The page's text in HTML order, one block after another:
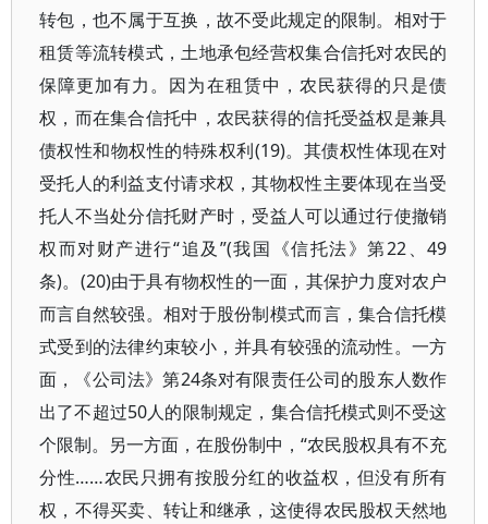
转包，也不属于互换，故不受此规定的限制。相对于
租赁等流转模式，土地承包经营权集合信托对农民的
保障更加有力。因为在租赁中，农民获得的只是债
权，而在集合信托中，农民获得的信托受益权是兼具
债权性和物权性的特殊权利(19)。其债权性体现在对
受托人的利益支付请求权，其物权性主要体现在当受
托人不当处分信托财产时，受益人可以通过行使撤销
权而对财产进行“追及”(我国《信托法》第22、49
条)。(20)由于具有物权性的一面，其保护力度对农户
而言自然较强。相对于股份制模式而言，集合信托模
式受到的法律约束较小，并具有较强的流动性。一方
面，《公司法》第24条对有限责任公司的股东人数作
出了不超过50人的限制规定，集合信托模式则不受这
个限制。另一方面，在股份制中，“农民股权具有不充
分性……农民只拥有按股分红的收益权，但没有所有
权，不得买卖、转让和继承，这使得农民股权天然地